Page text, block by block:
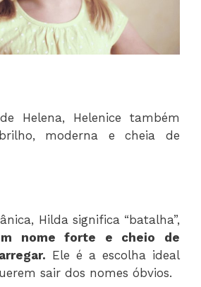
Helena, Helenice também
moderna e cheia de
Hilda significa “batalha”,
nome forte e cheio de
Ele é a escolha ideal
sair dos nomes óbvios.